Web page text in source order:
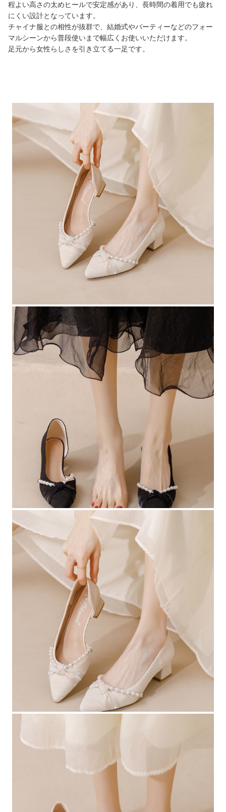
程よい高さの太めヒールで安定感があり、長時間の着用でも疲れ
にくい設計となっています。
チャイナ服との相性が抜群で、結婚式やパーティーなどのフォー
マルシーンから普段使いまで幅広くお使いいただけます。
足元から女性らしさを引き立てる一足です。